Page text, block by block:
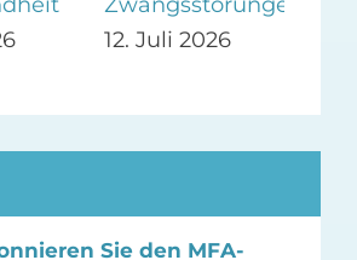
12. Juli 2026
Sie den MFA-